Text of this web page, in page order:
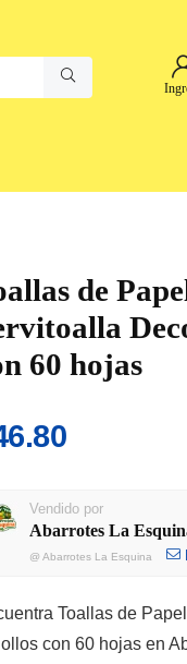
de
60 hojas
Vendido por
Abarrotes La
@ Abarrotes La Esquina
Toallas de
con 60 hojas en